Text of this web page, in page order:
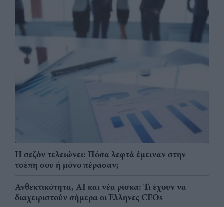
Η σεζόν τελειώνει: Πόσα λεφτά έμειναν στην
τσέπη σου ή μόνο πέρασαν;
Ανθεκτικότητα, AI και νέα ρίσκα: Τι έχουν να
διαχειριστούν σήμερα οι Έλληνες CEOs